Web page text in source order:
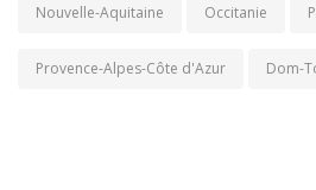
Nouvelle-Aquitaine Occitanie
Provence-Alpes-Côte d'Azur Dom-